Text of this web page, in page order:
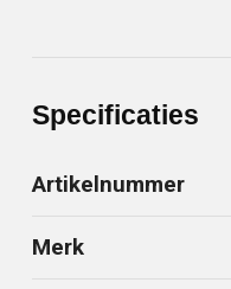
Specificaties
Artikelnummer
Merk